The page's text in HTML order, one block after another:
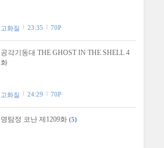
고화질 23:35 70P
공각기동대 THE GHOST IN THE SHELL 4
화
고화질 24:29 70P
명탐정 코난 제1209화 (5)